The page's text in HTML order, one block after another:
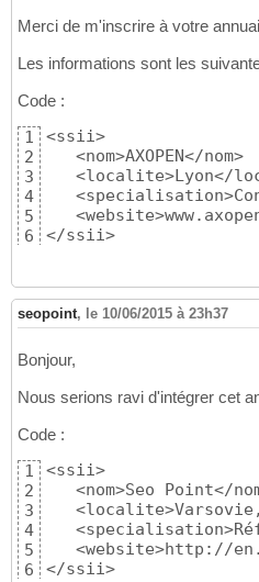
Merci de m'inscrire à votre
Les informations sont les
Code :
1
2
3
4
5
6
<ssii>
   <nom>AXOPEN</nom>
<localite>Lyon</
</ssii>
seopoint, le 10/06/2015 à 23h37
Bonjour,
Nous serions ravi d'intégrer cet
Code :
1
2
3
4
5
6
<ssii>
<nom>Seo Point</
<website>http://
</ssii>